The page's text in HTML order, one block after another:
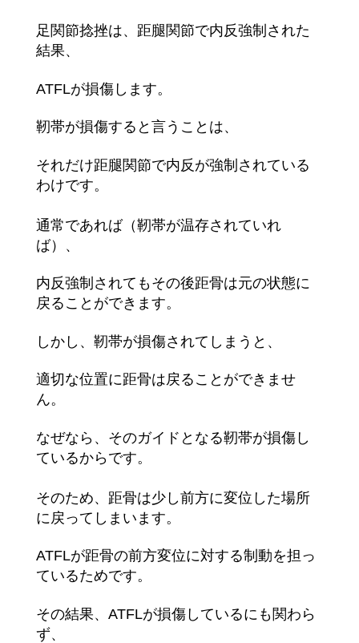
足関節捻挫は、距腿関節で内反強制された
結果、
ATFLが損傷し ます。
靭帯が損傷すると言うことは、
それだけ距腿関節で内反が強制されている
わけです。
通常であれば（靭帯が温存されていれ
ば）、
内反強制されてもその後距骨は元の状態に
戻ることができます。
しかし、靭帯が損傷されてしまうと、
適切な位置に距骨は戻ること ができませ
ん。
なぜなら、そのガイドとなる靭帯が損傷し
ているからです。
そのため、距骨は少し前方に変位した場所
に戻ってしまいます。
ATFLが距骨の前方変位に対する制動を担っ
ているためです。
その結果、ATFLが損傷しているにも関わら
ず、